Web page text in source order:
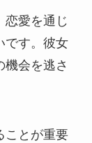
恋愛を通じ
です。彼女
機会を逃さ
ことが重要